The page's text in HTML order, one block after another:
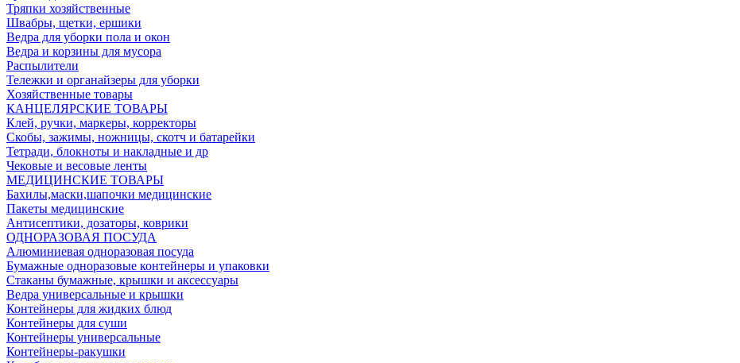
Тряпки хозяйственные
Швабры, щетки, ершики
Ведра для уборки пола и окон
Ведра и корзины для мусора
Распылители
Тележки и органайзеры для уборки
Хозяйственные товары
КАНЦЕЛЯРСКИЕ ТОВАРЫ
Клей, ручки, маркеры, корректоры
Скобы, зажимы, ножницы, скотч и батарейки
Тетради, блокноты и накладные и др
Чековые и весовые ленты
МЕДИЦИНСКИЕ ТОВАРЫ
Бахилы,маски,шапочки медицинские
Пакеты медицинские
Антисептики, дозаторы, коврики
ОДНОРАЗОВАЯ ПОСУДА
Алюминиевая одноразовая посуда
Бумажные одноразовые контейнеры и упаковки
Стаканы бумажные, крышки и аксессуары
Ведра универсальные и крышки
Контейнеры для жидких блюд
Контейнеры для суши
Контейнеры универсальные
Контейнеры-ракушки